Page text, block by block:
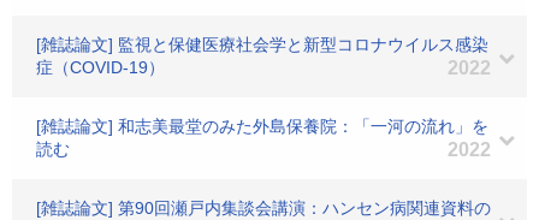
[雑誌論文] 監視と保健医療社会学と新型コロナウイルス感染
症（COVID-19）
2022
[雑誌論文] 和志美最堂のみた外島保養院：「一河の流れ」を
読む
2022
[雑誌論文] 第90回瀬戸内集談会講演：ハンセン病関連資料の